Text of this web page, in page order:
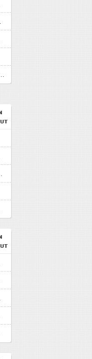
助け合いの輪”
のが出てくる」「お通しカットしてもらえますかって言ったことある」
りがたかったです」
回る